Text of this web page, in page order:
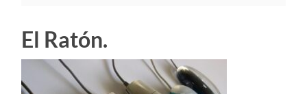
El Ratón.